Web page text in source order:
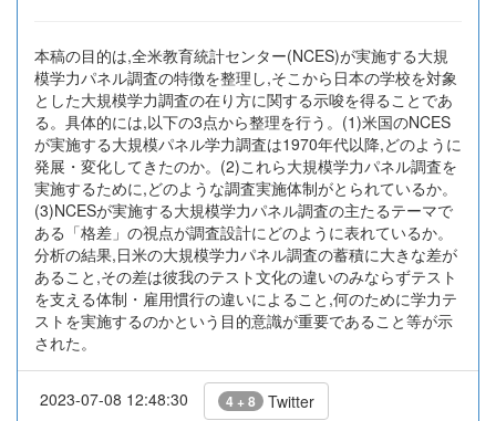
本稿の目的は,全米教育統計センター(NCES)が実施する大規
模学力パネル調査の特徴を整理し,そこから日本の学校を対象
とした大規模学力調査の在り方に関する示唆を得ることであ
る。具体的には,以下の3点から整理を行う。(1)米国のNCES
が実施する大規模パネル学力調査は1970年代以降,どのように
発展・変化してきたのか。(2)これら大規模学力パネル調査を
実施するために,どのような調査実施体制がとられているか。
(3)NCESが実施する大規模学力パネル調査の主たるテーマで
ある「格差」の視点が調査設計にどのように表れているか。
分析の結果,日米の大規模学力パネル調査の蓄積に大きな差が
あること,その差は彼我のテスト文化の違いのみならずテスト
を支える体制・雇用慣行の違いによること,何のために学力テ
ストを実施するのかという目的意識が重要であること等が示
された。
2023-07-08 12:48:30 4 + 8 Twitter